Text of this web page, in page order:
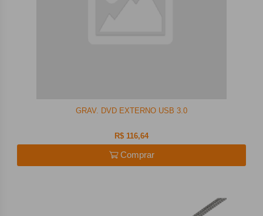
GRAV. DVD EXTERNO USB 3.0
R$ 116,64
Comprar